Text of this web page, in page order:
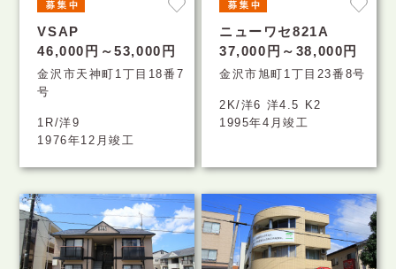
VSAP
46,000円～53,000円
金沢市天神町1丁目18番7
号
1R/洋9
1976年12月竣工
ニューワセ821A
37,000円～38,000円
金沢市旭町1丁目23番8号
2K/洋6 洋4.5 K2
1995年4月竣工